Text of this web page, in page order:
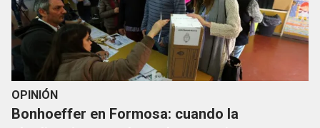
OPINIÓN
Bonhoeffer en Formosa: cuando la